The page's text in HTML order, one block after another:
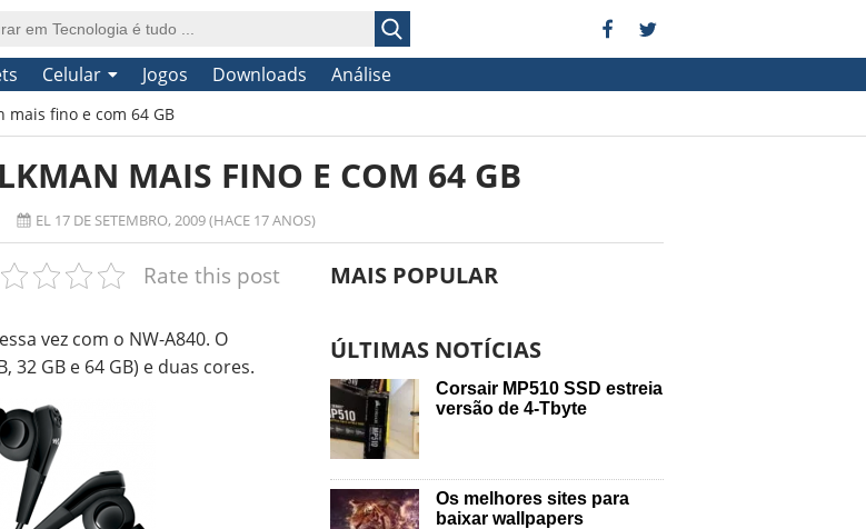
Celular Jogos Downloads Análise
mais fino e com 64 GB
MAIS FINO E COM 64 GB
EL 17 DE SETEMBRO, 2009 (HACE 17 ANOS)
Rate this post
vez com o NW-A840. O
GB e 64 GB) e duas cores.
MAIS POPULAR
ÚLTIMAS NOTÍCIAS
Corsair MP510 SSD estreia
versão de 4-Tbyte
Os melhores sites para
baixar wallpapers